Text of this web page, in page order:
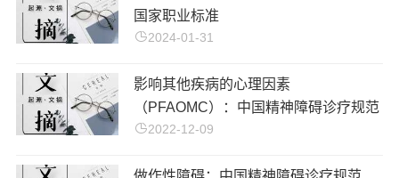
国家职业标准
2024-01-31
影响其他疾病的心理因素
（PFAOMC）：中国精神障碍诊疗规范
2022-12-09